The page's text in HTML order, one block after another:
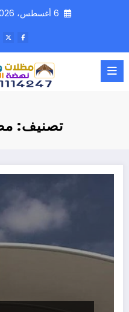
6 أغسطس، 2026
تصنيف: